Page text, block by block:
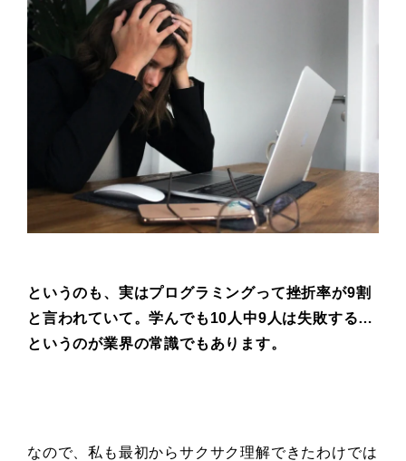
というのも、実はプログラミングって挫折率が9割
と言われていて。学んでも10人中9人は失敗する…
というのが業界の常識でもあります。
なので、私も最初からサクサク理解できたわけでは